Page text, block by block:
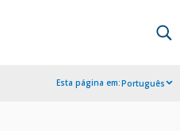
Esta página em:Português